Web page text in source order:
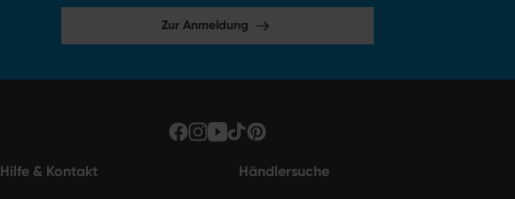
Zur Anmeldung
Hilfe & Kontakt Händlersuche